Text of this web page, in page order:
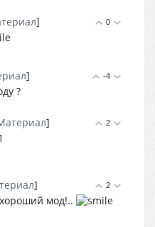
0
]
-4
]
?
2
]
2
]
мод!..